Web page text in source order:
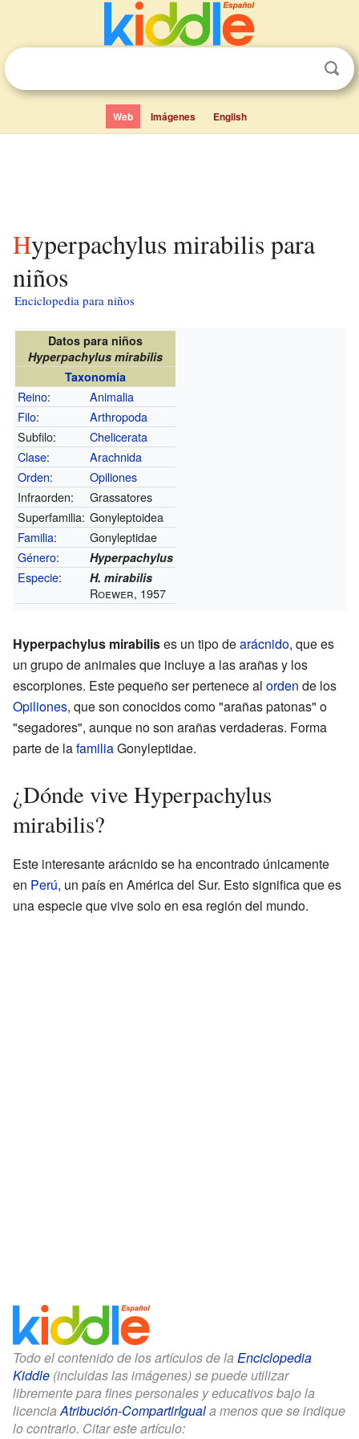
Web Imágenes English
Hyperpachylus mirabilis para
niños
Enciclopedia para niños
Datos para niños
Hyperpachylus mirabilis
Taxonomía
Reino:
Animalia
Filo:
Arthropoda
Subfilo:
Chelicerata
Clase:
Arachnida
Orden:
Opiliones
Infraorden:
Grassatores
Superfamilia: Gonyleptoidea
Familia:
Gonyleptidae
Género: Hyperpachylus
Especie: H. mirabilis
Roewer, 1957
Hyperpachylus mirabilises un tipo dearácnido, que es
un grupo de animales que incluye a las arañas y los
escorpiones. Este pequeño ser pertenece al orden de los
Opiliones, que son conocidos como "arañas patonas" o
"segadores", aunque no son arañas verdaderas. Forma
parte de lafamiliaGonyleptidae.
¿Dónde vive Hyperpachylus
mirabilis?
Este interesante arácnido se ha encontrado únicamente
en Perú, un país en América del Sur. Esto significa que es
una especie que vive solo en esa región del mundo.
Todo el contenido de los artículos de la Enciclopedia
Kiddle (incluidas las imágenes) se puede utilizar
libremente para fines personales y educativos bajo la
licenciaAtribución-CompartirIguala menos que se indique
lo contrario. Citar este artículo: